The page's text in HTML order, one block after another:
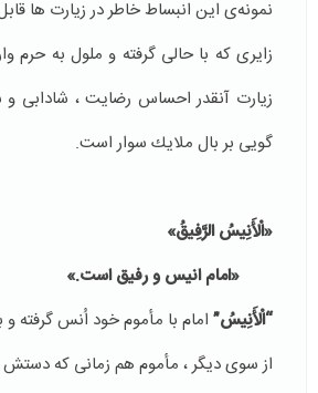
نمونه‌ى اين انبساط خاطر در زيارت ها
زايرى كه با حالى گرفته و ملول به حرم
زيارت آنقدر احساس رضايت ، شادابى
گويى بر بال ملايك سوار است.
«الْأَنِيسُ الرَّفِيقُ»
«امام انیس و رفيق است.»
“الْأَنِيسُ” امام با مأموم خود اُنس گرفته
از سوى ديگر ، مأموم هم زمانى كه دستش